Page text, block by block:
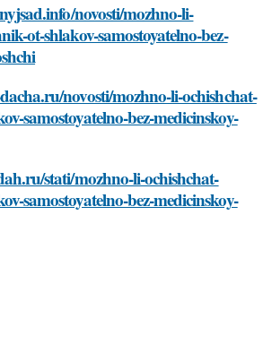
novosti/mozhno-li-
ot-shlakov-samostoyatelno-bez-
novosti/mozhno-li-ochishchat-
samostoyatelno-bez-medicinskoy-
stati/mozhno-li-ochishchat-
samostoyatelno-bez-medicinskoy-